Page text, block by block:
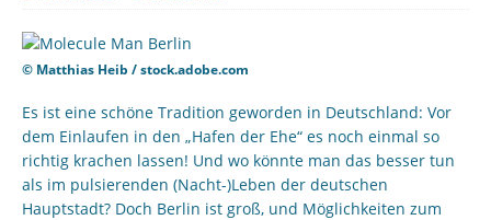
© Matthias Heib / stock.adobe.com
Es ist eine schöne Tradition geworden in Deutschland: Vor
dem Einlaufen in den „Hafen der Ehe“ es noch einmal so
richtig krachen lassen! Und wo könnte man das besser tun
als im pulsierenden (Nacht-)Leben der deutschen
Hauptstadt? Doch Berlin ist groß, und Möglichkeiten zum